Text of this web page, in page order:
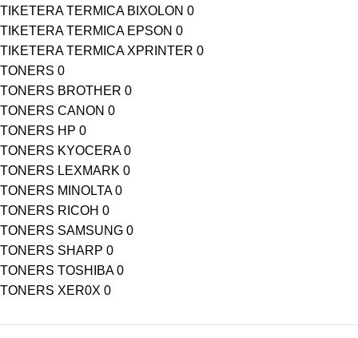
TIKETERA TERMICA BIXOLON 0
TIKETERA TERMICA EPSON 0
TIKETERA TERMICA XPRINTER 0
TONERS 0
TONERS BROTHER 0
TONERS CANON 0
TONERS HP 0
TONERS KYOCERA 0
TONERS LEXMARK 0
TONERS MINOLTA 0
TONERS RICOH 0
TONERS SAMSUNG 0
TONERS SHARP 0
TONERS TOSHIBA 0
TONERS XER0X 0